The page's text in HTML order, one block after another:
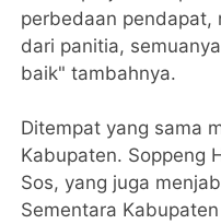
perbedaan pendapat,
dari panitia,
baik" tambahnya.
Ditempat yang sama
Kabupaten. Soppeng
Sos, yang juga
Sementara